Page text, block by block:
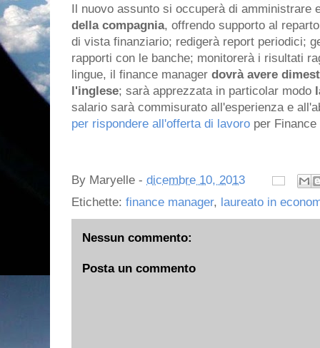
Il nuovo assunto si occuperà di amministrare
della compagnia, offrendo supporto al
di vista finanziario; redigerà report periodici;
rapporti con le banche; monitorerà i risultati
lingue, il finance manager dovrà avere
l'inglese; sarà apprezzata in particolar modo
salario sarà commisurato all'esperienza e
per rispondere all'offerta di lavoro per
By Maryelle - dicembre 10, 2013
Etichette: finance manager, laureato in
Nessun commento:
Posta un commento